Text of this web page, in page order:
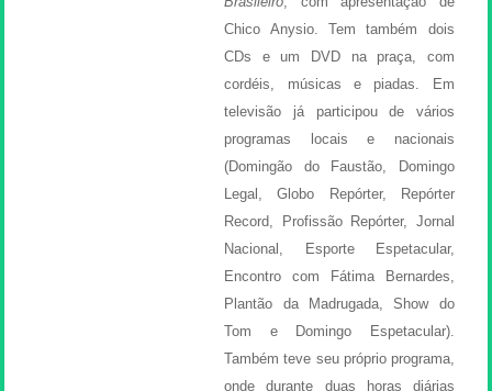
Chico Anysio. Tem também dois
CDs e um DVD na praça, com
cordéis, músicas e piadas. Em
televisão já participou de vários
programas locais e nacionais
(Domingão do Faustão, Domingo
Legal, Globo Repórter, Repórter
Record, Profissão Repórter, Jornal
Nacional, Esporte Espetacular,
Encontro com Fátima Bernardes,
Plantão da Madrugada, Show do
Tom e Domingo Espetacular).
Também teve seu próprio programa,
onde durante duas horas diárias